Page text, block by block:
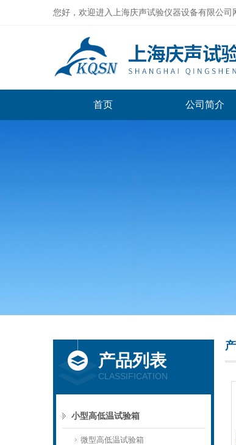
您好，欢迎进入上海庆声试验仪器设备有限公司
首页 公司简介
产品列表
CLASSIFICATION
小型高低温试验箱
微型高低温试验箱